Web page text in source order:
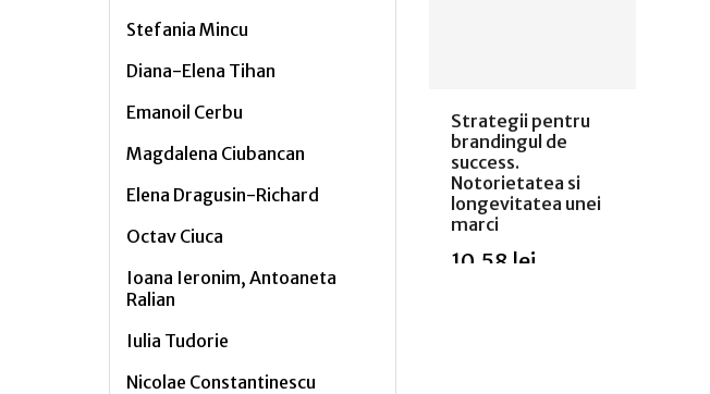
Stefania Mincu
Diana-Elena Tihan
Emanoil Cerbu
Magdalena Ciubancan
Elena Dragusin-Richard
Octav Ciuca
Ioana Ieronim, Antoaneta
Ralian
Iulia Tudorie
Nicolae Constantinescu
Strategii pentru
brandingul de
success.
Notorietatea si
longevitatea unei
marci
10,58 lei